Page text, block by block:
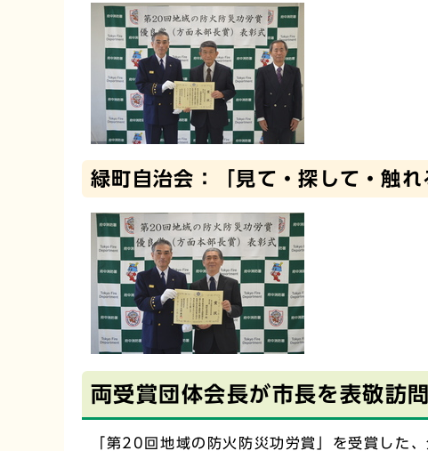
緑町自治会：「見て・探して・触
両受賞団体会長が市長を表敬訪問
「第20回地域の防火防災功労賞」を受賞した